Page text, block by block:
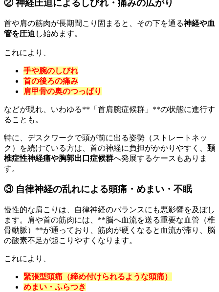
② 神経圧迫によるしびれ・痛みの広がり
首や肩の筋肉が長期間こり固まると、その下を通る神経や血
管を圧迫 し始めます。
これにより、
手や腕のしびれ
首の後ろの痛み
肩甲骨の奥のつっぱり
などが現れ、いわゆる**「首肩腕症候群」**の状態に進行す
ることも。
特に、デスクワークで頭が前に出る姿勢（ストレートネッ
ク）を続けている方は、首の神経に負担がかかりやすく、 頚
椎症性神経痛や胸郭出口症候群へ発展するケースもありま
す。
③ 自律神経の乱れによる頭痛・めまい・不眠
慢性的な肩こりは、自律神経のバランスにも悪影響を及ぼし
ます。肩や首の筋肉には、**脳へ血流を送る重要な血管（椎
骨動脈）**が通っており、筋肉が硬くなると血流が滞り、脳
の酸素不足が起こりやすくなります。
これにより、
緊張型頭痛（締め付けられるような頭痛）
めまい・ふらつき